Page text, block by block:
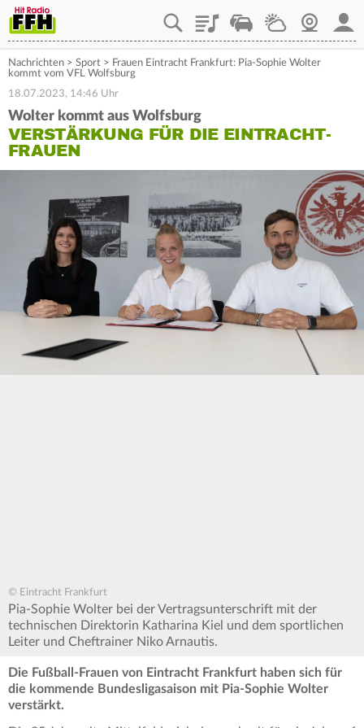
PlaylistStaupilotWetterWebcam
Nachrichten > Sport > Frauen Eintracht Frankfurt: Pia-Sophie Wolter
kommt vom VFL Wolfsburg
18.07.2023, 14:46 Uhr
Wolter kommt aus Wolfsburg
VERSTÄRKUNG FÜR DIE EINTRACHT-
FRAUEN
© Eintracht Frankfurt
Pia-Sophie Wolter bei der Vertragsunterschrift mit der
technischen Direktorin Katharina Kiel und dem sportlichen
Leiter und Cheftrainer Niko Arnautis.
Die Fußball-Frauen von Eintracht Frankfurt haben sich für
die kommende Bundesligasaison mit Pia-Sophie Wolter
verstärkt.